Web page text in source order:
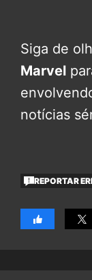
Siga de
Marvel
notícias
REPORTAR